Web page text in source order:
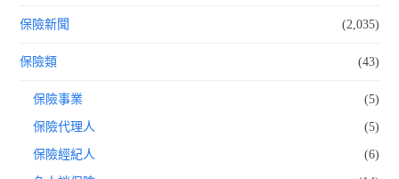
保險新聞 (2,035)
保險類 (43)
保險事業 (5)
保險代理人 (5)
保險經紀人 (6)